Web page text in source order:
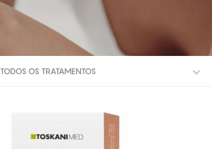
TODOS OS TRATAMENTOS